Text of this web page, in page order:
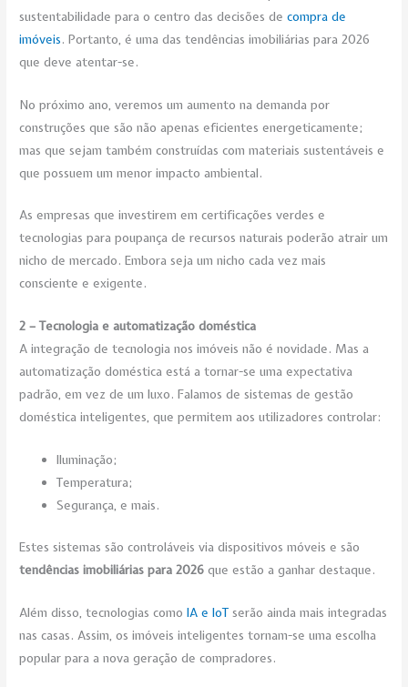
sustentabilidade para o centro das decisões decompra de
imóveis. Portanto, é uma das tendências imobiliárias para 2026
que deve atentar-se.
No próximo ano, veremos um aumento na demanda por
construções que são não apenas eficientes energeticamente;
mas que sejam também construídas com materiais sustentáveis e
que possuem um menor impacto ambiental.
As empresas que investirem em certificações verdes e
tecnologias para poupança de recursos naturais poderão atrair um
nicho de mercado. Embora seja um nicho cada vez mais
consciente e exigente.
2 – Tecnologia e automatização doméstica
A integração de tecnologia nos imóveis não é novidade. Mas a
automatização doméstica está a tornar-se uma expectativa
padrão, em vez de um luxo. Falamos de sistemas de gestão
doméstica inteligentes, que permitem aos utilizadores controlar:
Iluminação;
Temperatura;
Segurança, e mais.
Estes sistemas são controláveis via dispositivos móveis e são
tendências imobiliárias para 2026 que estão a ganhar destaque.
Além disso, tecnologias como IA e IoT serão ainda mais integradas
nas casas. Assim, os imóveis inteligentes tornam-se uma escolha
popular para a nova geração de compradores.